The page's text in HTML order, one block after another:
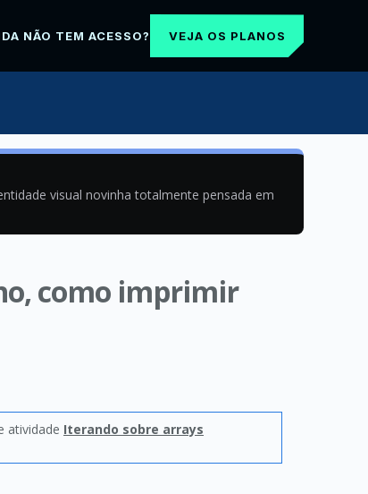
NÃO TEM ACESSO? VEJA OS PLANOS
visual novinha totalmente pensada em
como imprimir
atividade Iterando sobre arrays